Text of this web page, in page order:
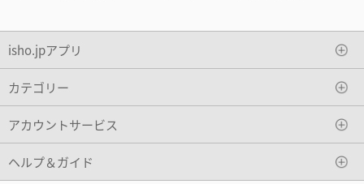
isho.jpアプリ
カテゴリー
アカウントサービス
ヘルプ＆ガイド